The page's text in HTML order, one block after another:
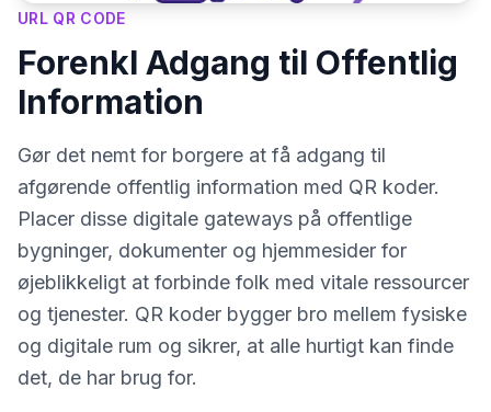
URL QR CODE
Forenkl Adgang til Offentlig
Information
Gør det nemt for borgere at få adgang til
afgørende offentlig information med QR koder.
Placer disse digitale gateways på offentlige
bygninger, dokumenter og hjemmesider for
øjeblikkeligt at forbinde folk med vitale ressourcer
og tjenester. QR koder bygger bro mellem fysiske
og digitale rum og sikrer, at alle hurtigt kan finde
det, de har brug for.